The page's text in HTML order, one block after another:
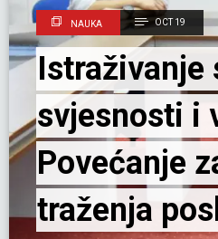
općina turskog